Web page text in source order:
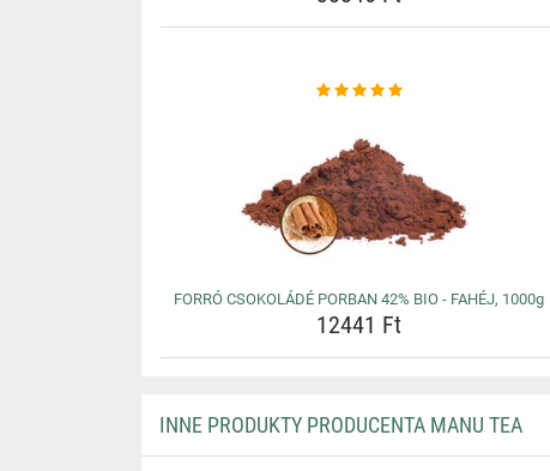
FORRÓ CSOKOLÁDÉ PORBAN 42% BIO - FAHÉJ, 1000g
12441 Ft
INNE PRODUKTY PRODUCENTA MANU TEA